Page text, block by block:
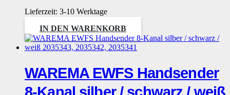
Lieferzeit: 3-10 Werktage
IN DEN WARENKORB
WAREMA EWFS Handsender